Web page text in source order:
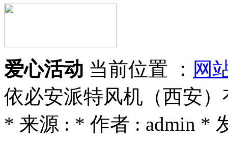
爱心活动 当前位置 ： 网
依必安派特风机（西安
* 来源 : * 作者 : admin *